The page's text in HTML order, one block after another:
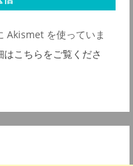
Akismet を使っていま
こちらをご覧くださ